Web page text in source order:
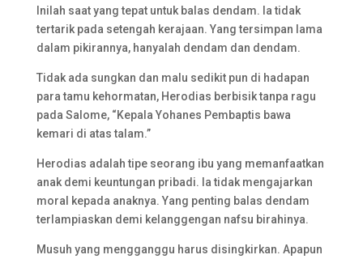
Inilah saat yang tepat untuk balas dendam. Ia tidak
tertarik pada setengah kerajaan. Yang tersimpan lama
dalam pikirannya, hanyalah dendam dan dendam.
Tidak ada sungkan dan malu sedikit pun di hadapan
para tamu kehormatan, Herodias berbisik tanpa ragu
pada Salome, “Kepala Yohanes Pembaptis bawa
kemari di atas talam.”
Herodias adalah tipe seorang ibu yang memanfaatkan
anak demi keuntungan pribadi. Ia tidak mengajarkan
moral kepada anaknya. Yang penting balas dendam
terlampiaskan demi kelanggengan nafsu birahinya.
Musuh yang mengganggu harus disingkirkan. Apapun